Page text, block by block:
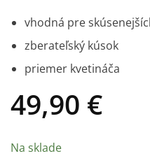
vhodná pre
zberateľský kúsok
priemer kvetináča
49,90 €
Na sklade